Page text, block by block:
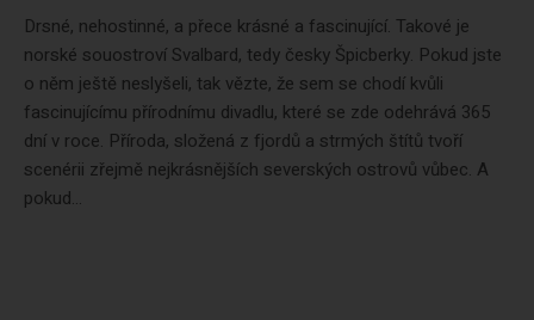
Drsné, nehostinné, a přece krásné a fascinující. Takové je
norské souostroví Svalbard, tedy česky Špicberky. Pokud jste
o něm ještě neslyšeli, tak vězte, že sem se chodí kvůli
fascinujícímu přírodnímu divadlu, které se zde odehrává 365
dní v roce. Příroda, složená z fjordů a strmých štítů tvoří
scenérii zřejmě nejkrásnějších severských ostrovů vůbec. A
pokud...